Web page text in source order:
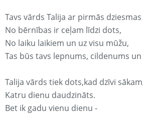
Tavs vārds Talija ar pirmās dziesmas
No bērnības ir ceļam līdzi dots,
No laiku laikiem un uz visu mūžu,
Tas būs tavs lepnums, cildenums un
Talija vārds tiek dots,kad dzīvi
Katru dienu daudzināts.
Bet ik gadu vienu dienu -